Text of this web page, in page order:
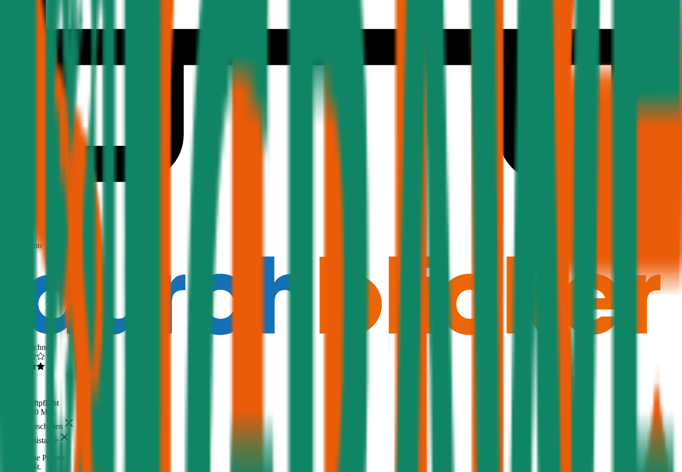
Produktnote
Ausgezeichnet
Haftpflicht
€ 20 Mio.
Freischaden
Assistance
Monatliche Prämie
inkl. mVSt.